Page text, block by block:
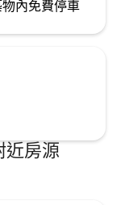
內免費停車
近房源